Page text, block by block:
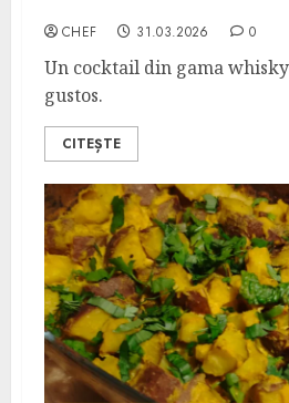
CHEF 31.03.2026 0
Un cocktail din gama
gustos.
CITEȘTE